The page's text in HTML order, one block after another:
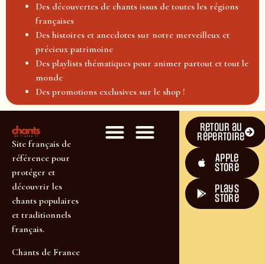
Des découvertes de chants issus de toutes les régions
françaises
Des histoires et anecdotes sur notre merveilleux et
précieux patrimoine
Des playlists thématiques pour animer partout et tout le
monde
Des promotions exclusives sur le shop !
Site français de
référence pour
protéger et
découvrir les
chants populaires
et traditionnels
français.
Chants de France
Retour au
répertoire
Apple
Store
plays
store